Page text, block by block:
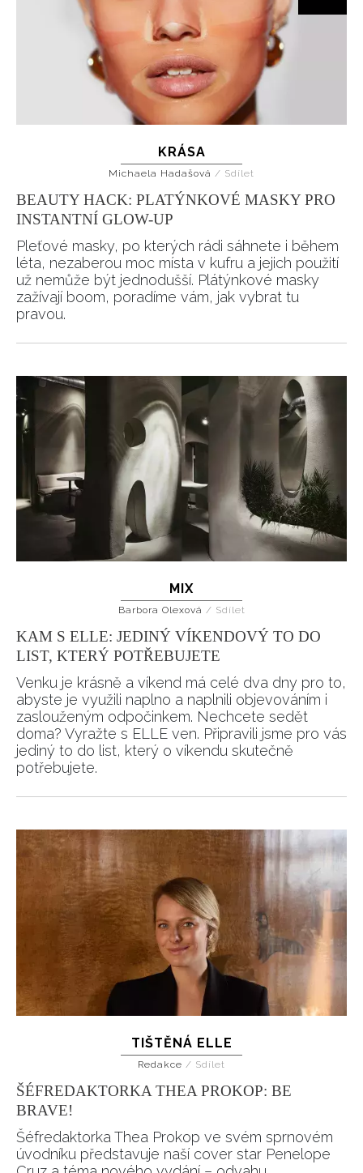
Přihlášením k newsletteru souhlasíte sObchodními
podmínkami společnosti BurdaMedia Extra s.r.o.
potvrzujete, že jste se seznámili se
Zásadami
ochrany soukromí- BurdaMedia Extra s.r.o. bude s
Vašimi údaji pracovat zejména k organizaci a
vyhodnocení akce a zasílání novinek.
Chcete navíc dostávat i další zajímavé a exkluzivní
informace od našich partnerů? Pokud souhlasíte se
soukromí BurdaMedia Extra s.r.o., zaškrtněte toto pole.
KRÁSA
Michaela Hadašová / Sdílet
BEAUTY HACK: PLATÝNKOVÉ MASKY PRO
INSTANTNÍ GLOW-UP
Pleťové masky, po kterých rádi sáhnete i během
léta, nezaberou moc místa v kufru a jejich použití
už nemůže být jednodušší. Plátýnkové masky
zažívají boom, poradíme vám, jak vybrat tu
pravou.
MIX
Barbora Olexová / Sdílet
KAM S ELLE: JEDINÝ VÍKENDOVÝ TO DO
LIST, KTERÝ POTŘEBUJETE
Venku je krásně a víkend má celé dva dny pro to,
abyste je využili naplno a naplnili objevováním i
zaslouženým odpočinkem. Nechcete sedět
doma? Vyražte s ELLE ven. Připravili jsme pro vás
jediný to do list, který o víkendu skutečně
potřebujete.
TIŠTĚNÁ ELLE
Redakce / Sdílet
ŠÉFREDAKTORKA THEA PROKOP: BE
BRAVE!
Šéfredaktorka Thea Prokop ve svém sprnovém
úvodníku představuje naší cover star Penelope